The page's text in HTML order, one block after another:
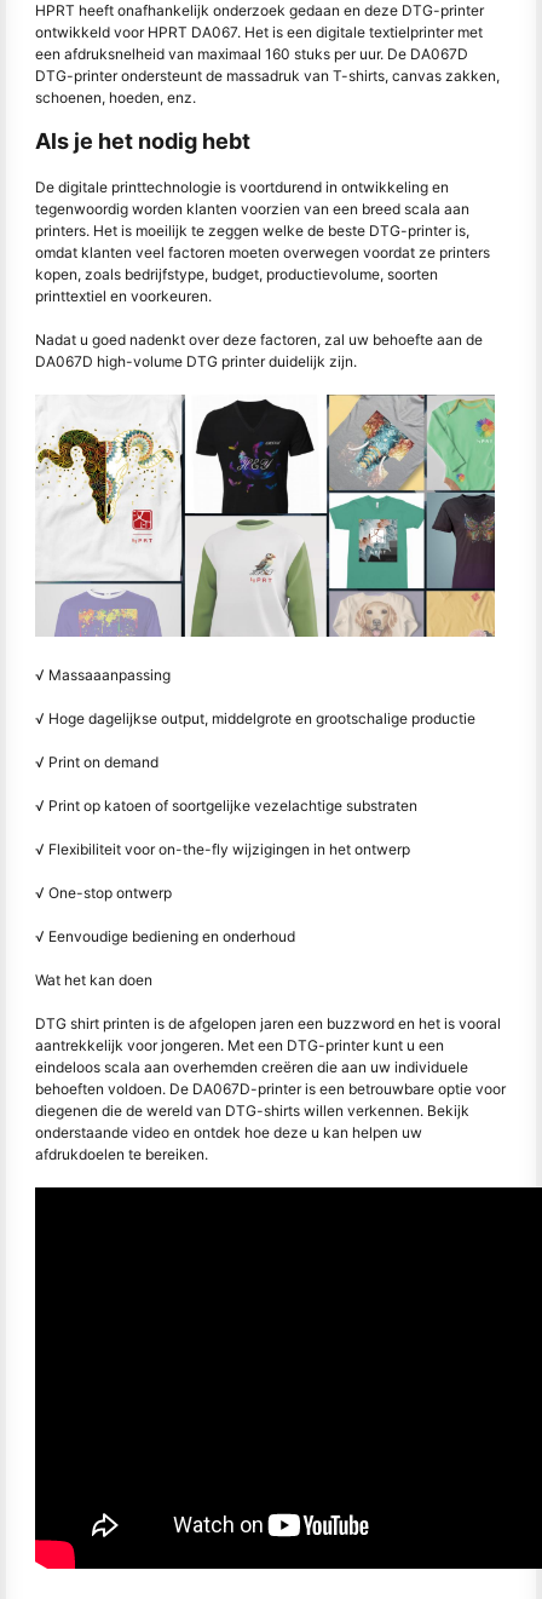
HPRT heeft onafhankelijk onderzoek gedaan en deze DTG-printer
ontwikkeld voor HPRT DA067. Het is een digitale textielprinter met
een afdruksnelheid van maximaal 160 stuks per uur. De DA067D
DTG-printer ondersteunt de massadruk van T-shirts, canvas zakken,
schoenen, hoeden, enz.
Als je het nodig hebt
De digitale printtechnologie is voortdurend in ontwikkeling en
tegenwoordig worden klanten voorzien van een breed scala aan
printers. Het is moeilijk te zeggen welke de beste DTG-printer is,
omdat klanten veel factoren moeten overwegen voordat ze printers
kopen, zoals bedrijfstype, budget, productievolume, soorten
printtextiel en voorkeuren.
Nadat u goed nadenkt over deze factoren, zal uw behoefte aan de
DA067D high-volume DTG printer duidelijk zijn.
√ Massaaanpassing
√ Hoge dagelijkse output, middelgrote en grootschalige productie
√ Print on demand
√ Print op katoen of soortgelijke vezelachtige substraten
√ Flexibiliteit voor on-the-fly wijzigingen in het ontwerp
√ One-stop ontwerp
√ Eenvoudige bediening en onderhoud
Wat het kan doen
DTG shirt printen is de afgelopen jaren een buzzword en het is vooral
aantrekkelijk voor jongeren. Met een DTG-printer kunt u een
eindeloos scala aan overhemden creëren die aan uw individuele
behoeften voldoen. De DA067D-printer is een betrouwbare optie voor
diegenen die de wereld van DTG-shirts willen verkennen. Bekijk
onderstaande video en ontdek hoe deze u kan helpen uw
afdrukdoelen te bereiken.